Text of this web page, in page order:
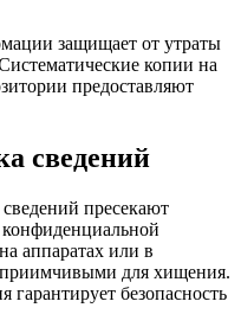
защищает от утраты
копии на
предоставляют
сведений
пресекают
аппаратах или в
для хищения.
безопасность